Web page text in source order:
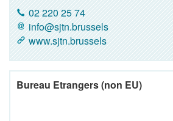
02 220 25 74
info@sjtn.brussels
www.sjtn.brussels
Bureau Etrangers (non EU)